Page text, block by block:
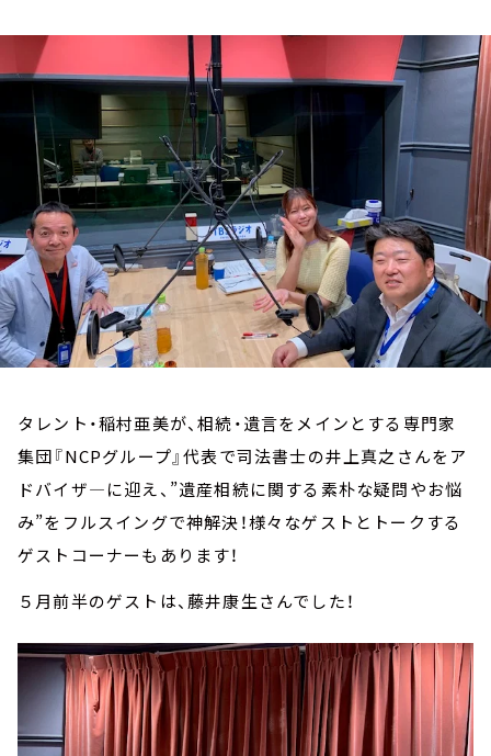
トピックス
TBS Podcast
お知らせ
イベント・グッズ
YouTube
会社情報
タレント・稲村亜美が、相続・遺言をメインとする専門家
集団『NCPグループ』代表で司法書士の井上真之さんをア
ドバイザ―に迎え、”遺産相続に関する素朴な疑問やお悩
み”をフルスイングで神解決！様々なゲストとトークする
ゲストコーナーもあります！
５月前半のゲストは、藤井康生さんでした！